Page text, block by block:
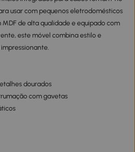
usar com pequenos eletrodomésticos
de alta qualidade e equipado com
este móvel combina estilo e
dourados
com gavetas